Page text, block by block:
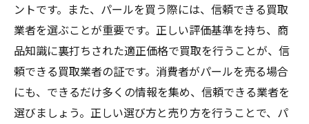
ントです。また、パールを買う際には、信頼できる買取
業者を選ぶことが重要です。正しい評価基準を持ち、商
品知識に裏打ちされた適正価格で買取を行うことが、信
頼できる買取業者の証です。消費者がパールを売る場合
にも、できるだけ多くの情報を集め、信頼できる業者を
選びましょう。正しい選び方と売り方を行うことで、パ